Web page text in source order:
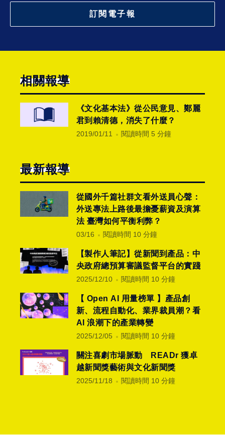
訂閱電子報
相關報導
《文化基本法》從公民意見、鄭麗
君到賴清德，消失了什麼？
2019/01/11 閱讀時間 5 分鐘
最新報導
從國外千篇社群文看外送員心聲：
外送專法上路後最擔憂薪資及演算
法 臺灣如何平衡利弊？
03/16 閱讀時間 10 分鐘
【製作人筆記】從新聞到產品：中
央政府總預算審議監督平台的實踐
2025/12/10 閱讀時間 10 分鐘
【 Open AI 用量榜單 】產品創
新、流程自動化、業界裁員潮？看
AI 浪潮下的產業轉變
2025/12/05 閱讀時間 10 分鐘
關注喜劇市場脈動 READr 獲卓
越新聞獎藝術與文化新聞獎
2025/11/18 閱讀時間 10 分鐘